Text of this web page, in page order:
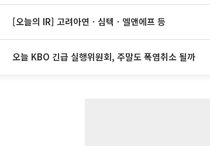
[오늘의 IR] 고려아연ㆍ심텍ㆍ엘앤에프 등
오늘 KBO 긴급 실행위원회, 주말도 폭염취소 될까